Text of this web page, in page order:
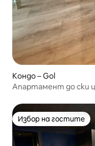
Кондо – Gol
Апартамент до ски
Избор на гостите
Избор на гостите